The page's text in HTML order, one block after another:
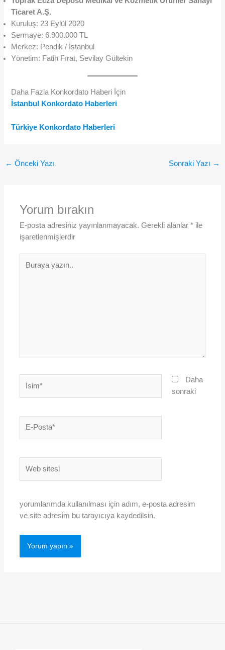
Ticaret A.Ş.
Kuruluş: 23 Eylül 2020
Sermaye: 6.900.000 TL
Merkez: Pendik / İstanbul
Yönetim: Fatih Fırat, Sevilay Gültekin
Daha Fazla Konkordato Haberi İçin
İstanbul Konkordato Haberleri
Türkiye Konkordato Haberleri
← Önceki Yazı Sonraki Yazı →
Yorum bırakın
E-posta adresiniz yayınlanmayacak. Gerekli alanlar* ile
işaretlenmişlerdir
yazın..
Posta*
sitesi
Daha
sonraki
yorumlarımda kullanılması için adım, e-posta adresim
ve site adresim bu tarayıcıya kaydedilsin.